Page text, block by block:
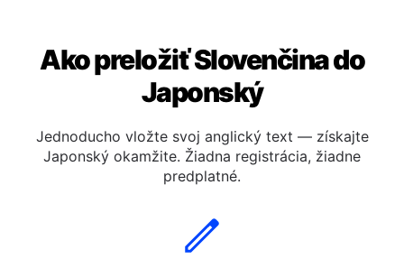
Ako preložiť Slovenčina do
Japonský
Jednoducho vložte svoj anglický text — získajte
predplatné.